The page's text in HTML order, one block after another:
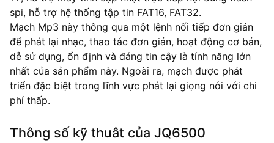
spi, hỗ trợ hệ thống tập tin FAT16, FAT32.
Mạch Mp3 này thông qua một lệnh nối tiếp đơn giản
để phát lại nhạc, thao tác đơn giản, hoạt động cơ bản,
dễ sử dụng, ổn định và đáng tin cậy là tính năng lớn
nhất của sản phẩm này. Ngoài ra, mạch được phát
triển đặc biệt trong lĩnh vực phát lại giọng nói với chi
phí thấp.
Thông số kỹ thuât của JQ6500